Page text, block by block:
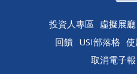
投資人專區 虛擬展廳
回饋 USI部落格
取消電子報